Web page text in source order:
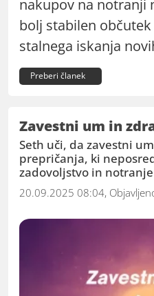
nakupov na notranji
bolj stabilen
stalnega iskanja
Preberi članek
Zavestni um in
Seth uči, da zavestni
prepričanja, ki
zadovoljstvo in
20.09.2025 08:04,